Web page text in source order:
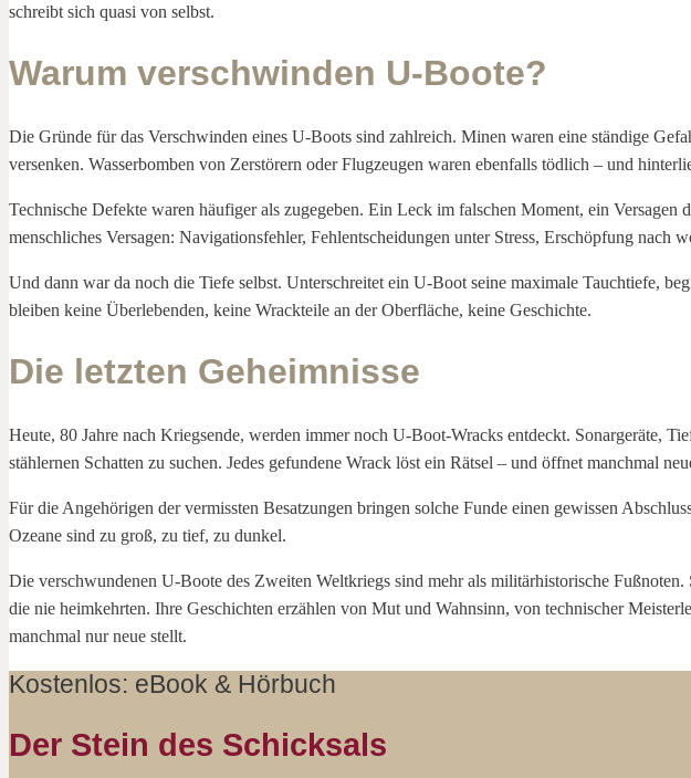
schreibt sich quasi von selbst.
Warum verschwinden U-Boote?
Die Gründe für das Verschwinden eines U-Boots sind zahlreich. Minen waren eine ständige
versenken. Wasserbomben von Zerstörern oder Flugzeugen waren ebenfalls tödlich – und
Technische Defekte waren häufiger als zugegeben. Ein Leck im falschen Moment, ein
menschliches Versagen: Navigationsfehler, Fehlentscheidungen unter Stress, Erschöpfung nach
Und dann war da noch die Tiefe selbst. Unterschreitet ein U-Boot seine maximale Tauchtiefe,
bleiben keine Überlebenden, keine Wrackteile an der Oberfläche, keine Geschichte.
Die letzten Geheimnisse
Heute, 80 Jahre nach Kriegsende, werden immer noch U-Boot-Wracks entdeckt. Sonargeräte,
stählernen Schatten zu suchen. Jedes gefundene Wrack löst ein Rätsel – und öffnet manchmal
Für die Angehörigen der vermissten Besatzungen bringen solche Funde einen gewissen
Ozeane sind zu groß, zu tief, zu dunkel.
Die verschwundenen U-Boote des Zweiten Weltkriegs sind mehr als militärhistorische
die nie heimkehrten. Ihre Geschichten erzählen von Mut und Wahnsinn, von technischer
manchmal nur neue stellt.
Kostenlos: eBook & Hörbuch
Der Stein des Schicksals